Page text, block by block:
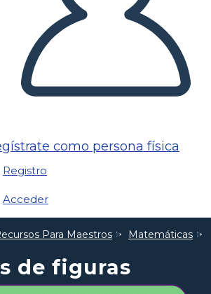
como persona física
Registro
Acceder
Para Maestros Matemáticas
de figuras